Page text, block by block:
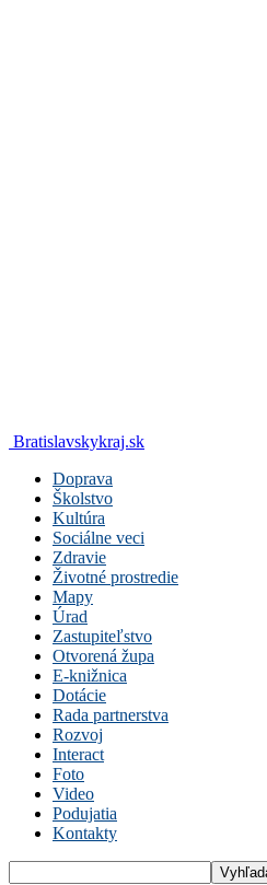
Bratislavskykraj.sk
Doprava
Školstvo
Kultúra
Sociálne veci
Zdravie
Životné prostredie
Mapy
Úrad
Zastupiteľstvo
Otvorená župa
E-knižnica
Dotácie
Rada partnerstva
Rozvoj
Interact
Foto
Video
Podujatia
Kontakty